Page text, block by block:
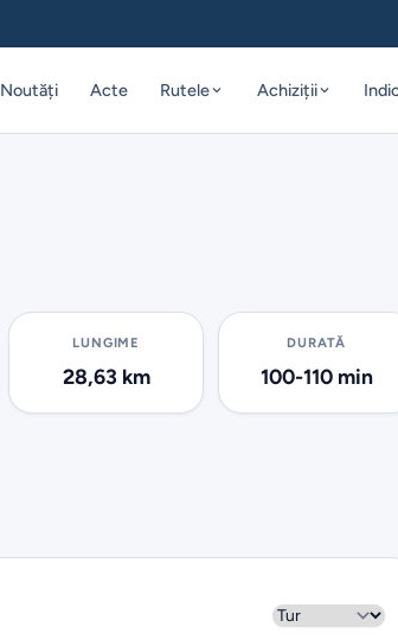
Noutăți Acte Rutele Achiziții
LUNGIME
28,63 km
DURATĂ
100-110 min
Sens